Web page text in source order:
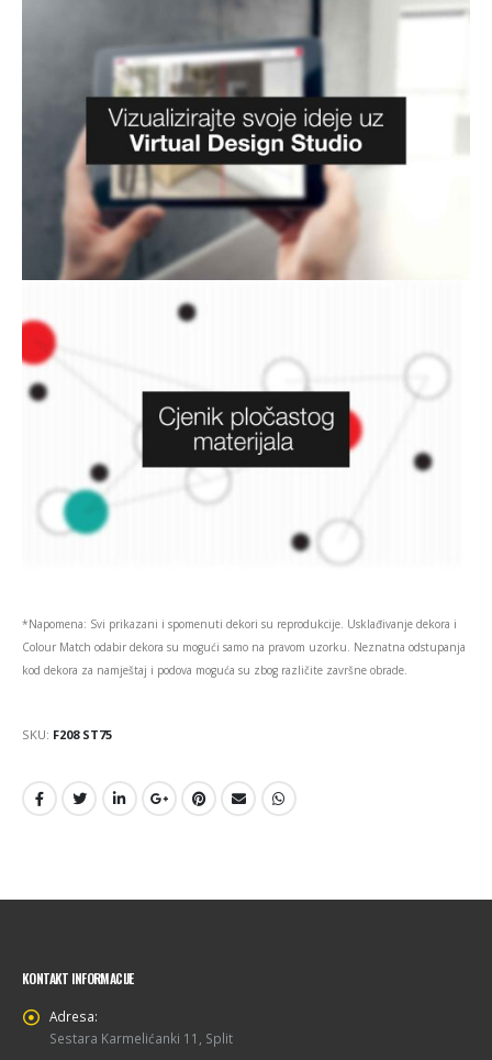
*Napomena: Svi prikazani i spomenuti dekori su reprodukcije. Usklađivanje dekora i
Colour Match odabir dekora su mogući samo na pravom uzorku. Neznatna odstupanja
kod dekora za namještaj i podova moguća su zbog različite završne obrade.
SKU: F208 ST75
KONTAKT INFORMACIJE
Adresa:
Sestara Karmelićanki 11, Split